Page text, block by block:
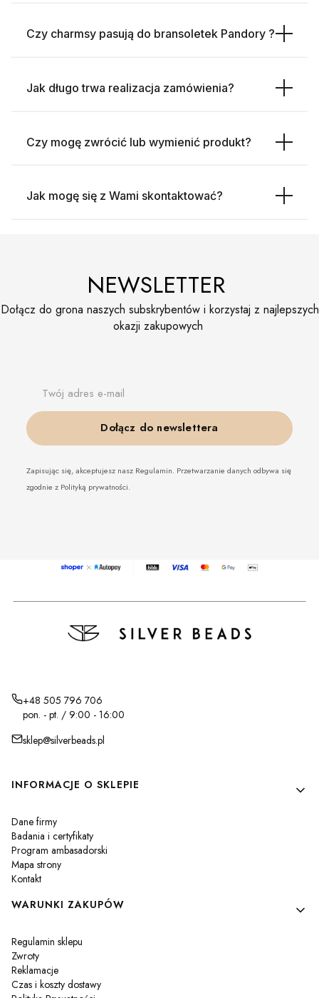
Czy charmsy pasują do bransoletek Pandory ?
Jak długo trwa realizacja zamówienia?
Czy mogę zwrócić lub wymienić produkt?
Jak mogę się z Wami skontaktować?
NEWSLETTER
Dołącz do grona naszych subskrybentów i korzystaj z najlepszych
okazji zakupowych
Twój adres e-mail
Dołącz do newslettera
Zapisując się, akceptujesz nasz Regulamin. Przetwarzanie danych odbywa się
zgodnie z Polityką prywatności.
+48 505 796 706
pon. - pt. / 9:00 - 16:00
sklep@silverbeads.pl
Linki w stopce
INFORMACJE O SKLEPIE
Dane firmy
Badania i certyfikaty
Program ambasadorski
Mapa strony
Kontakt
WARUNKI ZAKUPÓW
Regulamin sklepu
Zwroty
Reklamacje
Czas i koszty dostawy